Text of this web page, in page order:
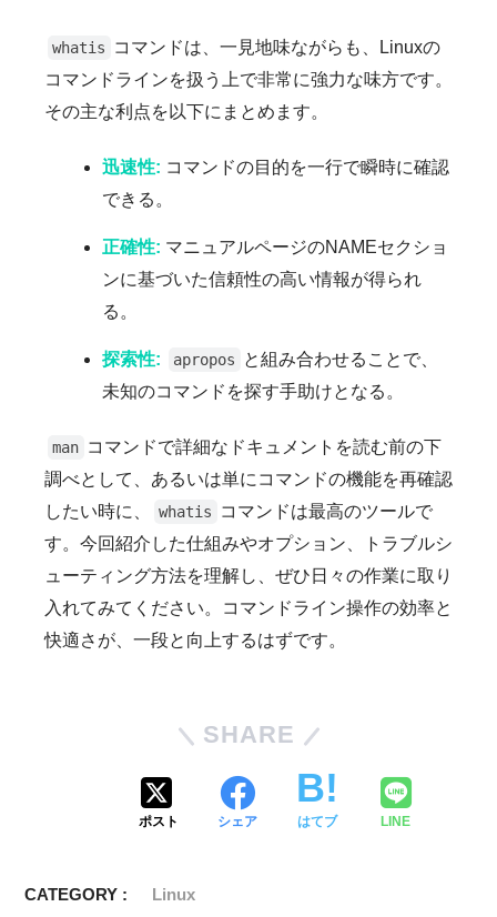
whatis
コマンドは、一見地味ながらも、Linuxの
コマンドラインを扱う上で非常に強力な味方です。
その主な利点を以下にまとめます。
迅速性: コマンドの目的を一行で瞬時に確認
できる。
正確性: マニュアルページのNAMEセクショ
ンに基づいた信頼性の高い情報が得られ
る。
探索性: apropos
と組み合わせることで、
未知のコマンドを探す手助けとなる。
man コマンドで詳細なドキュメントを読む前の下
調べとして、あるいは単にコマンドの機能を再確認
したい時に、
whatis
コマンドは最高のツールで
す。今回紹介した仕組みやオプション、トラブルシ
ューティング方法を理解し、ぜひ日々の作業に取り
入れてみてください。コマンドライン操作の効率と
快適さが、一段と向上するはずです。
SHARE
ポスト シェア はてブ LINE
CATEGORY : Linux